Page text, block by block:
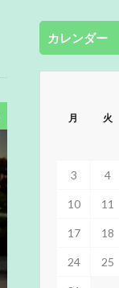
カレンダー
月 火
3 4
10 11
17 18
24 25